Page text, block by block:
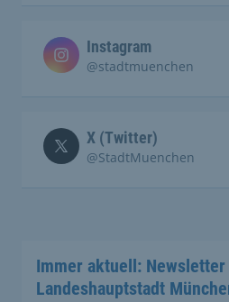
Instagram
@stadtmuenchen
X (Twitter)
@StadtMuenchen
Immer aktuell: Newsletter
Landeshauptstadt